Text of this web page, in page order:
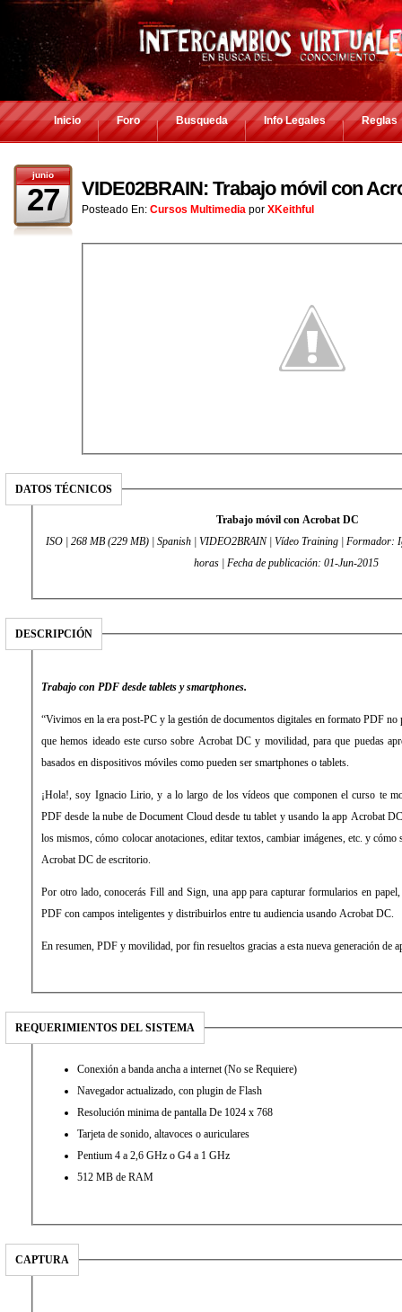
Inicio Foro Busqueda Info Legales Reglas
junio
27 VIDE02BRAIN: Trabajo móvil con
Posteado En: Cursos Multimedia por XKeithful
DATOS TÉCNICOS
Trabajo móvil con Acrobat DC
ISO | 268 MB (229 MB) | Spanish | VIDEO2BRAIN | Vídeo Training |
horas | Fecha de publicación: 01-Jun-2015
DESCRIPCIÓN
Trabajo con PDF desde tablets y smartphones.
“Vivimos en la era post-PC y la gestión de documentos digitales en formato PDF no
que hemos ideado este curso sobre Acrobat DC y movilidad, para que puedas
basados en dispositivos móviles como pueden ser smartphones o tablets.
¡Hola!, soy Ignacio Lirio, y a lo largo de los vídeos que componen el curso te
PDF desde la nube de Document Cloud desde tu tablet y usando la app Acrobat
los mismos, cómo colocar anotaciones, editar textos, cambiar imágenes, etc. y
Acrobat DC de escritorio.
Por otro lado, conocerás Fill and Sign, una app para capturar formularios en
PDF con campos inteligentes y distribuirlos entre tu audiencia usando Acrobat DC.
En resumen, PDF y movilidad, por fin resueltos gracias a esta nueva generación de
REQUERIMIENTOS DEL SISTEMA
Conexión a banda ancha a internet (No se Requiere)
Navegador actualizado, con plugin de Flash
Resolución minima de pantalla De 1024 x 768
Tarjeta de sonido, altavoces o auriculares
Pentium 4 a 2,6 GHz o G4 a 1 GHz
512 MB de RAM
CAPTURA